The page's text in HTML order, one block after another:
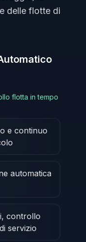
delle flotte di
flotta in tempo
e continuo
automatica
controllo
servizio